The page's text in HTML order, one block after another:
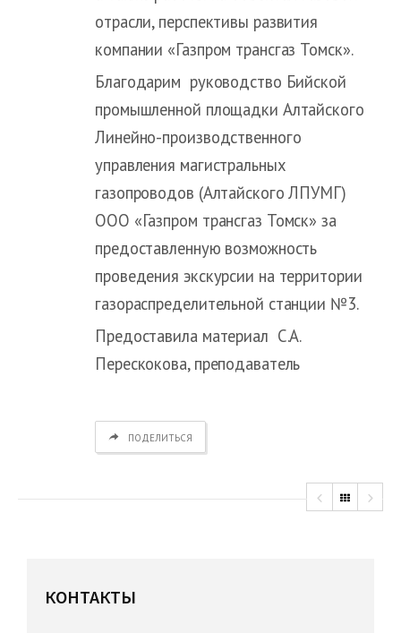
отрасли, перспективы развития
компании «Газпром трансгаз Томск».
Благодарим руководство Бийской
промышленной площадки Алтайского
Линейно-производственного
управления магистральных
газопроводов (Алтайского ЛПУМГ)
ООО «Газпром трансгаз Томск» за
предоставленную возможность
проведения экскурсии на территории
газораспределительной станции №3.
Предоставила материал С.А.
Перескокова, преподаватель
ПОДЕЛИТЬСЯ
КОНТАКТЫ